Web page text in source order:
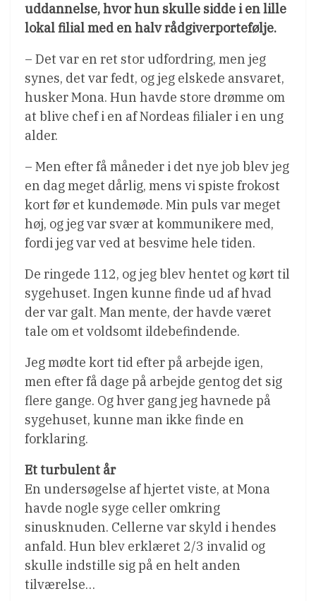
uddannelse, hvor hun skulle sidde i en lille
lokal filial med en halv rådgiverportefølje.
– Det var en ret stor udfordring, men jeg
synes, det var fedt, og jeg elskede ansvaret,
husker Mona. Hun havde store drømme om
at blive chef i en af Nordeas filialer i en ung
alder.
– Men efter få måneder i det nye job blev jeg
en dag meget dårlig, mens vi spiste frokost
kort før et kundemøde. Min puls var meget
høj, og jeg var svær at kommunikere med,
fordi jeg var ved at besvime hele tiden.
De ringede 112, og jeg blev hentet og kørt til
sygehuset. Ingen kunne finde ud af hvad
der var galt. Man mente, der havde været
tale om et voldsomt ildebefindende.
Jeg mødte kort tid efter på arbejde igen,
men efter få dage på arbejde gentog det sig
flere gange. Og hver gang jeg havnede på
sygehuset, kunne man ikke finde en
forklaring.
Et turbulent år
En undersøgelse af hjertet viste, at Mona
havde nogle syge celler omkring
sinusknuden. Cellerne var skyld i hendes
anfald. Hun blev erklæret 2/3 invalid og
skulle indstille sig på en helt anden
tilværelse…